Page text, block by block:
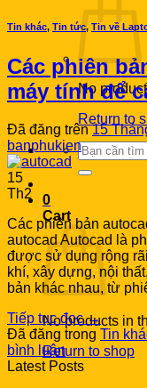
No
Return to
Search
for:
0
Cart
No products in
Return to shop
Tin khác, Tin tức, Tin về
Các phiên
máy tính để
Đã đăng trên15
banphukien
15
Th2
Các phiên bản
autocad Autocad là
được sử dụng rộng
khí, xây dựng, nội
bản khác nhau, từ
Tiếp tục đọc→
Đã đăng trong Tin
bình luận
Latest Posts